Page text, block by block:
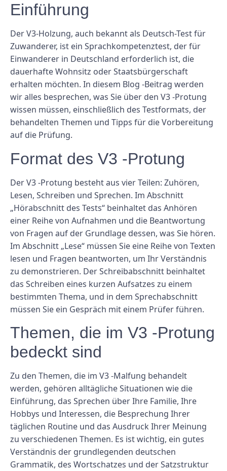
Einführung
Der V3-Holzung, auch bekannt als Deutsch-Test für
Zuwanderer, ist ein Sprachkompetenztest, der für
Einwanderer in Deutschland erforderlich ist, die
dauerhafte Wohnsitz oder Staatsbürgerschaft
erhalten möchten. In diesem Blog -Beitrag werden
wir alles besprechen, was Sie über den V3 -Protung
wissen müssen, einschließlich des Testformats, der
behandelten Themen und Tipps für die Vorbereitung
auf die Prüfung.
Format des V3 -Protung
Der V3 -Protung besteht aus vier Teilen: Zuhören,
Lesen, Schreiben und Sprechen. Im Abschnitt
„Hörabschnitt des Tests“ beinhaltet das Anhören
einer Reihe von Aufnahmen und die Beantwortung
von Fragen auf der Grundlage dessen, was Sie hören.
Im Abschnitt „Lese“ müssen Sie eine Reihe von Texten
lesen und Fragen beantworten, um Ihr Verständnis
zu demonstrieren. Der Schreibabschnitt beinhaltet
das Schreiben eines kurzen Aufsatzes zu einem
bestimmten Thema, und in dem Sprechabschnitt
müssen Sie ein Gespräch mit einem Prüfer führen.
Themen, die im V3 -Protung
bedeckt sind
Zu den Themen, die im V3 -Malfung behandelt
werden, gehören alltägliche Situationen wie die
Einführung, das Sprechen über Ihre Familie, Ihre
Hobbys und Interessen, die Besprechung Ihrer
täglichen Routine und das Ausdruck Ihrer Meinung
zu verschiedenen Themen. Es ist wichtig, ein gutes
Verständnis der grundlegenden deutschen
Grammatik, des Wortschatzes und der Satzstruktur